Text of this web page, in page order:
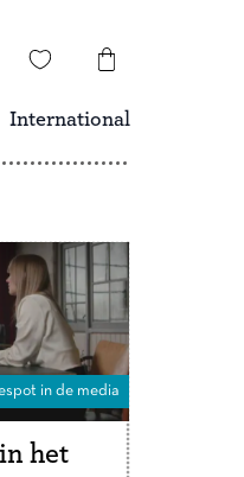
International
in de media
het